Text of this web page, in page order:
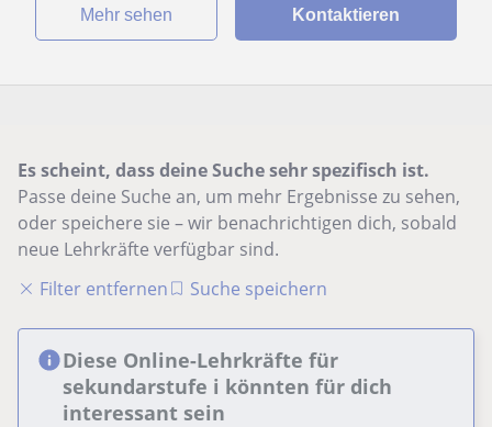
Mehr sehen Kontaktieren
Es scheint, dass deine Suche sehr spezifisch ist.
Passe deine Suche an, um mehr Ergebnisse zu sehen,
oder speichere sie – wir benachrichtigen dich, sobald
neue Lehrkräfte verfügbar sind.
Filter entfernen
Suche speichern
Diese Online-Lehrkräfte für
sekundarstufe i könnten für dich
interessant sein